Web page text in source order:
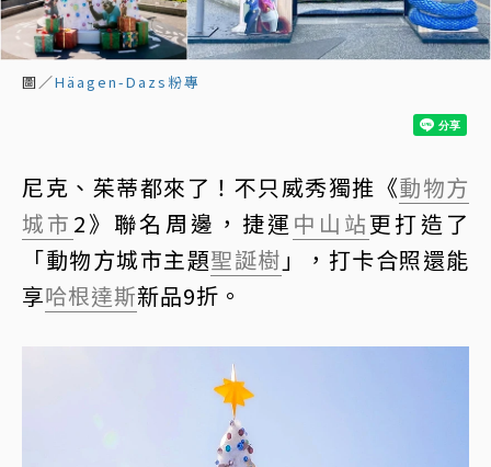
圖／Häagen-Dazs粉專
尼克、茱蒂都來了！不只威秀獨推《動物方
城市 2》聯名周邊，捷運 中山站更打造了
「動物方城市主題聖誕樹 」，打卡合照還能
享哈根達斯新品9折。